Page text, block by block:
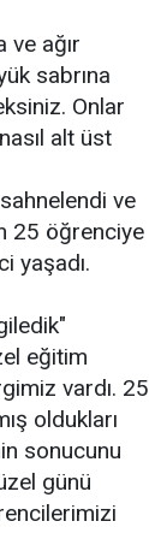
ve ağır
sabrına
Onlar
alt üst
ve
25 öğrenciye
yaşadı.
eğitim
vardı. 25
oldukları
sonucunu
günü